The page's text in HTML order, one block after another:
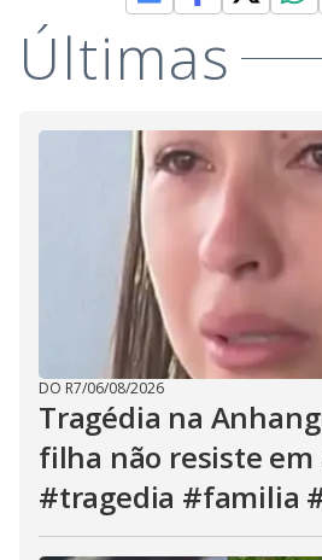
Últimas
DO R7/06/08/2026
Tragédia na
filha não resiste
#tragedia #familia